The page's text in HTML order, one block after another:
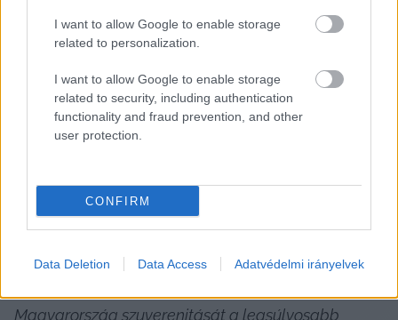
I want to allow Google to enable storage
related to personalization.
I want to allow Google to enable storage
related to security, including authentication
functionality and fraud prevention, and other
user protection.
CONFIRM
Data Deletion Data Access Adatvédelmi irányelvek
tudni a hivatalról, 2024 tavaszán azonban már
munkába is lendült, májusban adott ki jelentést
az ellenzékhez „guruló dollárokról”, majd
júniusban már a
jogvédő szervezet és az Átlátszó ellen indított
vizsgálatot.
444 közli a Fidesz reakcióját, eszerint a Fidesz
önvédelmi intézményét, a Szuverenitásvédelmi
Magyarország szuverenitását a legsúlyosabb